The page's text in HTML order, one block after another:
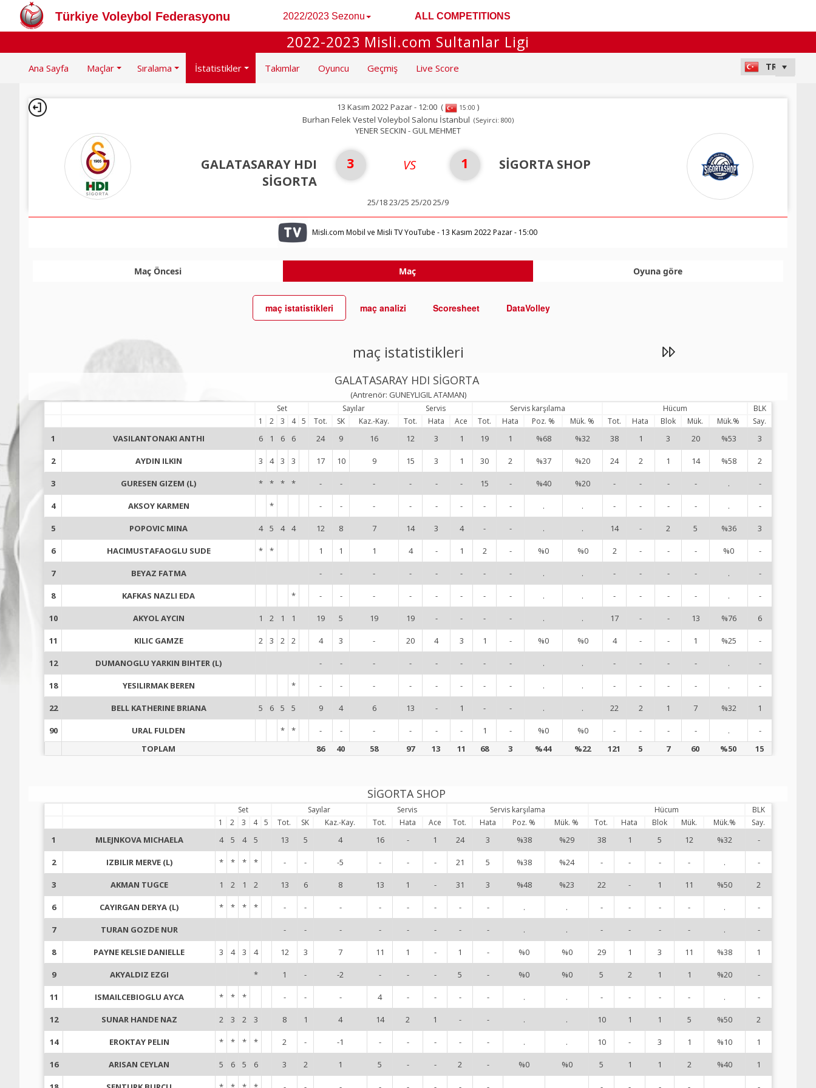
Türkiye Voleybol Federasyonu 2022/2023 Sezonu ALL COMPETITIONS
2022-2023 Misli.com Sultanlar Ligi
Ana Sayfa Maçlar Sıralama İstatistikler Takımlar Oyuncu Geçmiş Live Score
13 Kasım 2022 Pazar - 12:00 ( 15:00 )
Burhan Felek Vestel Voleybol Salonu İstanbul (Seyirci: 800)
YENER SECKIN - GUL MEHMET
GALATASARAY HDI
SİGORTA
3 VS 1 SİGORTA SHOP
25/18 23/25 25/20 25/9
Misli.com Mobil ve Misli TV YouTube - 13 Kasım 2022 Pazar - 15:00
Maç Öncesi Maç Oyuna göre
maç istatistikleri maç analizi Scoresheet DataVolley
maç istatistikleri
GALATASARAY HDI SİGORTA
(Antrenör: GUNEYLIGIL ATAMAN)
Set Sayılar Servis Servis karşılama Hücum
BLK
1
2 3 4 5 Tot. SK Kaz.-Kay. Tot. Hata Ace Tot. Hata Poz. % Mük. % Tot. Hata Blok Mük. Mük.% Say.
1 VASILANTONAKI ANTHI 6 1 6 6 24 9 16 12 3 1 19 1 %68 %32 38 1 3 20 %53 3
2 AYDIN ILKIN 3 4 3 3 17 10 9 15 3 1 30 2 %37 %20 24 2 1 14 %58 2
3 GURESEN GIZEM (L) * * * * - - - - - - 15 - %40 %20 - - - - . -
4 AKSOY KARMEN * - - - - - - - - . . - - - - . -
5 POPOVIC MINA 4 5 4 4 12 8 7 14 3 4 - - . . 14 - 2 5 %36 3
6 HACIMUSTAFAOGLU SUDE * * 1 1 1 4 - 1 2 - %0 %0 2 - - - %0 -
7 BEYAZ FATMA - - - - - - - - . . - - - - . -
8 KAFKAS NAZLI EDA * - - - - - - - - . . - - - - . -
10 AKYOL AYCIN 1 2 1 1 19 5 19 19 - - - - . . 17 - - 13 %76 6
11 KILIC GAMZE 2 3 2 2 4 3 - 20 4 3 1 - %0 %0 4 - - 1 %25 -
12 DUMANOGLU YARKIN BIHTER (L) - - - - - - - - . . - - - - . -
18 YESILIRMAK BEREN * - - - - - - - - . . - - - - . -
22 BELL KATHERINE BRIANA 5 6 5 5 9 4 6 13 - 1 - - . . 22 2 1 7 %32 1
90 URAL FULDEN * * - - - - - - 1 - %0 %0 - - - - .
-
TOPLAM
86 40 58 97 13 11 68 3 %44 %22 121 5 7 60 %50 15
SİGORTA SHOP
Set Sayılar Servis Servis karşılama Hücum
BLK
1
2 3 4 5 Tot. SK Kaz.-Kay. Tot. Hata Ace Tot. Hata Poz. % Mük. % Tot. Hata Blok Mük. Mük.% Say.
1 MLEJNKOVA MICHAELA 4 5 4 5 13 5 4 16 - 1 24 3 %38 %29 38 1 5 12 %32 -
2 IZBILIR MERVE (L) * * * * - - -5 - - - 21 5 %38 %24 - - - - . -
3 AKMAN TUGCE 1 2 1 2 13 6 8 13 1 - 31 3 %48 %23 22 - 1 11 %50 2
6 CAYIRGAN DERYA (L) * * * * - - - - - - - - . . - - - - . -
7 TURAN GOZDE NUR - - - - - - - - . . - - - - . -
8 PAYNE KELSIE DANIELLE 3 4 3 4 12 3 7 11 1 - 1 - %0 %0 29 1 3 11 %38 1
9 AKYALDIZ EZGI * 1 - -2 - - - 5 - %0 %0 5 2 1 1 %20 -
11 ISMAILCEBIOGLU AYCA * * * - - - 4 - - - - . . - - - - . -
12 SUNAR HANDE NAZ 2 3 2 3 8 1 4 14 2 1 - - . . 10 1 1 5 %50 2
14 EROKTAY PELIN * * * * 2 - -1 - - - - - . . 10 - 3 1 %10 1
16 ARISAN CEYLAN 5 6 5 6 3 2 1 5 - - 2 - %0 %0 5 1 1 2 %40 1